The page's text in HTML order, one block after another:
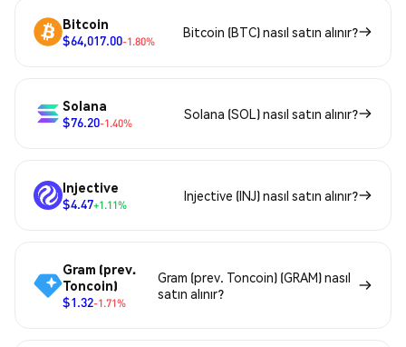
Bitcoin
$64,017.00-1.80%
Bitcoin (BTC) nasıl satın alınır?
Solana
$76.20-1.40%
Solana (SOL) nasıl satın alınır?
Injective
$4.47+1.11%
Injective (INJ) nasıl satın alınır?
Gram (prev.
Toncoin)
$1.32-1.71%
Gram (prev. Toncoin) (GRAM) nasıl
satın alınır?